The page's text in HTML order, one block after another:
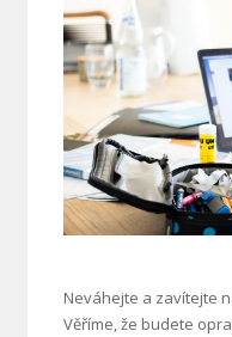
Neváhejte a zavítejte
Věříme, že budete